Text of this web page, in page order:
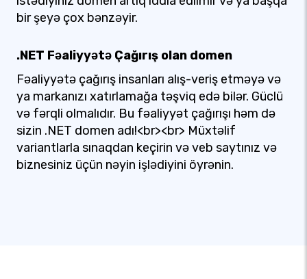
bir şeyə çox bənzəyir.
.NET Fəaliyyətə Çağırış olan domen
Fəaliyyətə çağırış insanları alış-veriş etməyə və
ya markanızı xatırlamağa təşviq edə bilər. Güclü
və fərqli olmalıdır. Bu fəaliyyət çağırışı həm də
sizin .NET domen adı!<br><br> Müxtəlif
variantlarla sınaqdan keçirin və veb saytınız və
biznesiniz üçün nəyin işlədiyini öyrənin.